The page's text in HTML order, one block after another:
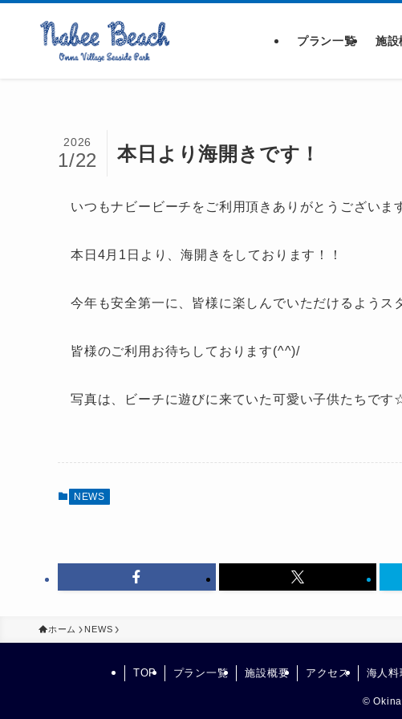
プラン一覧 施設
本日より海開きです！
2026
1/22
いつもナビービーチをご利用頂きありがとうございま
本日4月1日より、海開きをしております！！
今年も安全第一に、皆様に楽しんでいただけるよう
皆様のご利用お待ちしております(^^)/
写真は、ビーチに遊びに来ていた可愛い子供たちです
NEWS
ホーム NEWS
TOP プラン一覧 施設概要 アクセス 海人
©